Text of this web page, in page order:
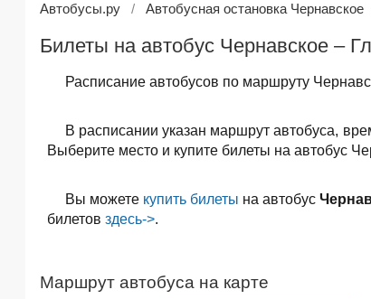
Автобусы.ру Автобусная остановка Чернавское
Билеты на автобус Чернавское –
Расписание автобусов по маршруту
В расписании указан маршрут автобуса,
Выберите место и купите билеты на автобус
Вы можете купить билеты на автобус
билетов здесь->.
Маршрут автобуса на карте